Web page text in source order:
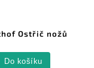
Ostřič nožů
Do košíku